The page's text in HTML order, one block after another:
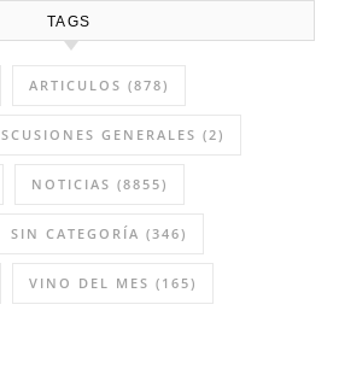
TAGS
ARTICULOS (878)
GENERALES (2)
NOTICIAS (8855)
SIN CATEGORÍA (346)
VINO DEL MES (165)